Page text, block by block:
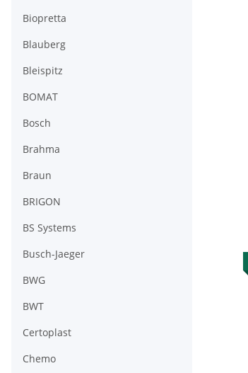
Biopretta
Blauberg
Bleispitz
BOMAT
Bosch
Brahma
Braun
BRIGON
BS Systems
Busch-Jaeger
BWG
BWT
Certoplast
Chemo